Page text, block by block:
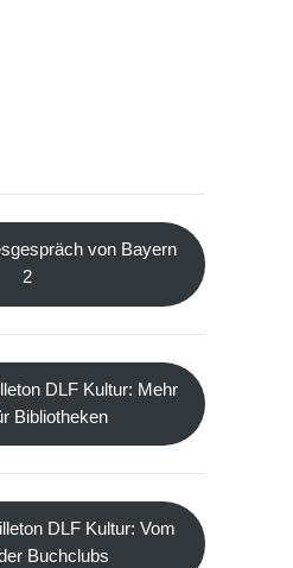
von Bayern
2
DLF Kultur: Mehr
Bibliotheken
DLF Kultur: Vom
Buchclubs